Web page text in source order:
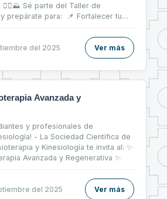
🧗‍♀⛰ Sé parte del Taller de
prepárate para: 📌 Fortalecer tu
en el mercado laboral 💼
del 2025
Ver más
Avanzada y
y profesionales de
- La Sociedad Científica de
y Kinesiología te invita al: ✨
Avanzada y Regenerativa ✨
del 2025 Ver más